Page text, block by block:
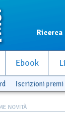
Ricerca
Ebook
Iscrizioni
NOVITÀ